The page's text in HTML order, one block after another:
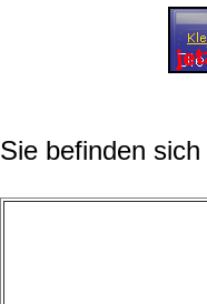
Sie befinden